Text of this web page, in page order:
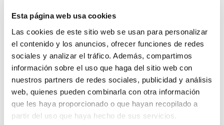
Esta página web usa cookies
Las cookies de este sitio web se usan para personalizar
el contenido y los anuncios, ofrecer funciones de redes
sociales y analizar el tráfico. Además, compartimos
información sobre el uso que haga del sitio web con
nuestros partners de redes sociales, publicidad y análisis
web, quienes pueden combinarla con otra información
que les haya proporcionado o que hayan recopilado a
partir del uso que haya hecho de sus servicios.
FARMACIA LANDETA ROZPIDE, MARIA